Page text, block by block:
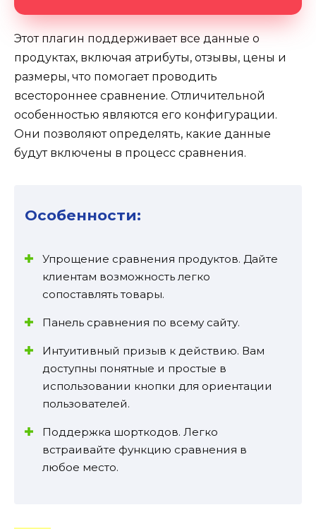
Этот плагин поддерживает все данные о
продуктах, включая атрибуты, отзывы, цены и
размеры, что помогает проводить
всестороннее сравнение. Отличительной
особенностью являются его конфигурации.
Они позволяют определять, какие данные
будут включены в процесс сравнения.
Особенности:
Упрощение сравнения продуктов. Дайте
клиентам возможность легко
сопоставлять товары.
Панель сравнения по всему сайту.
Интуитивный призыв к действию. Вам
доступны понятные и простые в
использовании кнопки для ориентации
пользователей.
Поддержка шорткодов. Легко
встраивайте функцию сравнения в
любое место.